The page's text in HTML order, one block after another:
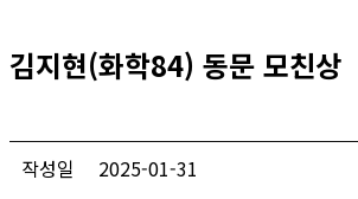
김지현(화학84) 동문 모친상
작성일 2025-01-31